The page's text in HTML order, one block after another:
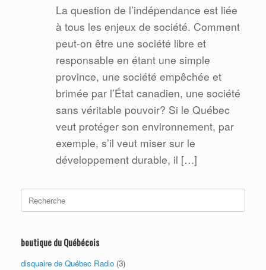
La question de l’indépendance est liée
à tous les enjeux de société. Comment
peut-on être une société libre et
responsable en étant une simple
province, une société empêchée et
brimée par l’État canadien, une société
sans véritable pouvoir? Si le Québec
veut protéger son environnement, par
exemple, s’il veut miser sur le
développement durable, il […]
Search
for:
boutique du Québécois
disquaire de Québec Radio (3)